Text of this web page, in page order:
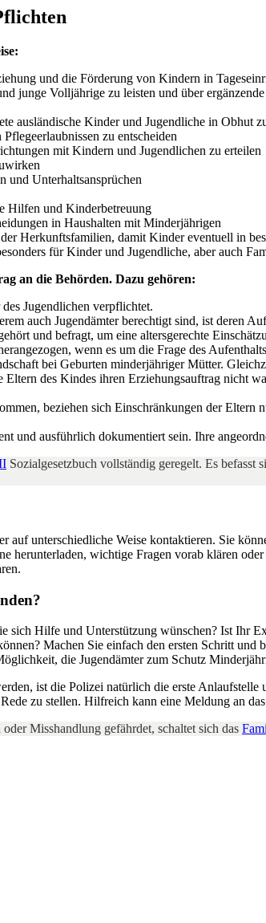
und die Förderung von Kindern in
junge Volljährige zu leisten und über
ausländische Kinder und Jugendliche in Obhut
zu entscheiden
mit Kindern und Jugendlichen zu erteilen
und Unterhaltsansprüchen
Hilfen und Kinderbetreuung
in Haushalten mit Minderjährigen
Herkunftsfamilien, damit Kinder eventuell in
für Kinder und Jugendliche, aber auch
an die Behörden. Dazu gehören:
Jugendlichen verpflichtet.
auch Jugendämter berechtigt sind, ist deren
und befragt, um eine altersgerechte
wenn es um die Frage des
bei Geburten minderjähriger Mütter.
des Kindes ihren Erziehungsauftrag nicht
beziehen sich Einschränkungen der
und ausführlich dokumentiert sein. Ihre
Sozialgesetzbuch vollständig geregelt. Es
auf unterschiedliche Weise kontaktieren. Sie
herunterladen, wichtige Fragen vorab klären
sich Hilfe und Unterstützung wünschen? Ist Ihr
Machen Sie einfach den ersten Schritt
die Jugendämter zum Schutz
ist die Polizei natürlich die erste
zu stellen. Hilfreich kann eine Meldung an
Misshandlung gefährdet, schaltet sich das